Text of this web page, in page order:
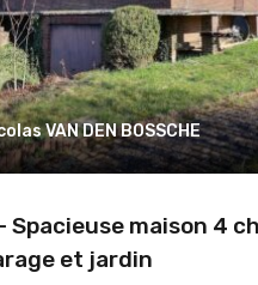
VAN DEN BOSSCHE
Spacieuse maison 4
et jardin